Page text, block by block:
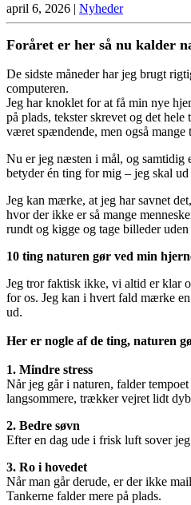
april 6, 2026 | Nyheder
Foråret er her så nu kalder
De sidste måneder har jeg brugt
computeren.
Jeg har knoklet for at få min nye
på plads, tekster skrevet og det
været spændende, men også mange
Nu er jeg næsten i mål, og samtidig
betyder én ting for mig – jeg skal
Jeg kan mærke, at jeg har savnet
hvor der ikke er så mange
rundt og kigge og tage billeder
10 ting naturen gør ved min
Jeg tror faktisk ikke, vi altid er klar
for os. Jeg kan i hvert fald mærke
ud.
Her er nogle af de ting, naturen
1. Mindre stress
Når jeg går i naturen, falder
langsommere, trækker vejret lidt
2. Bedre søvn
Efter en dag ude i frisk luft sover
3. Ro i hovedet
Når man går derude, er der ikke
Tankerne falder mere på plads.